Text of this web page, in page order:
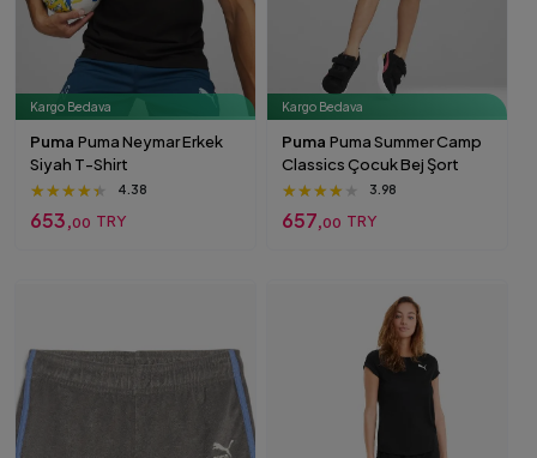
Kargo Bedava
Puma Puma Neymar Erkek
Siyah T-Shirt
★★★★★
★★★★★
★★★★★ 4.38
653,00 TRY
Kargo Bedava
Puma Puma Summer Camp
Classics Çocuk Bej Şort
★★★★★
★★★★★
★★★★★ 3.98
657,00 TRY